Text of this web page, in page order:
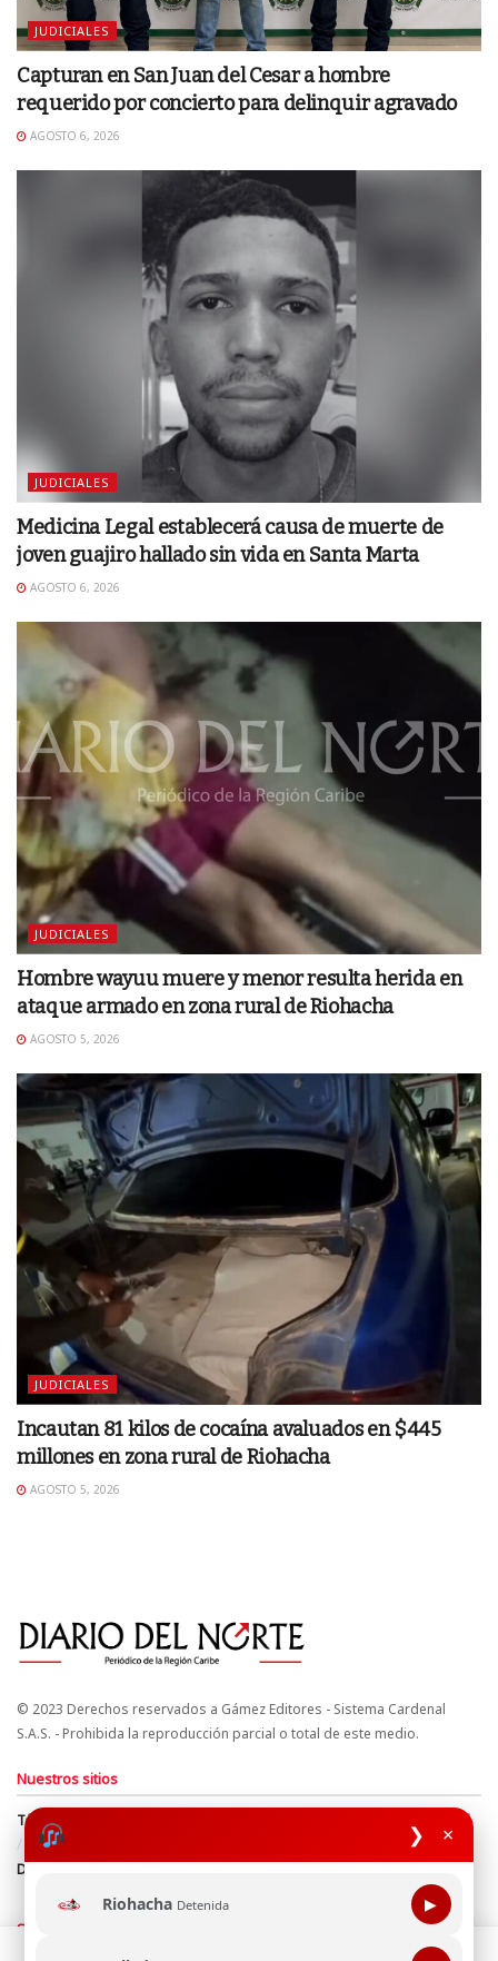
❯ ×
Riohacha Detenida ▶
JUDICIALES
Capturan en San Juan del Cesar a hombre
requerido por concierto para delinquir agravado
AGOSTO 6, 2026
JUDICIALES
Medicina Legal establecerá causa de muerte de
joven guajiro hallado sin vida en Santa Marta
AGOSTO 6, 2026
JUDICIALES
Hombre wayuu muere y menor resulta herida en
ataque armado en zona rural de Riohacha
AGOSTO 5, 2026
JUDICIALES
Incautan 81 kilos de cocaína avaluados en $445
millones en zona rural de Riohacha
AGOSTO 5, 2026
© 2023 Derechos reservados a Gámez Editores - Sistema Cardenal
S.A.S. - Prohibida la reproducción parcial o total de este medio.
Nuestros sitios
Términos y Condiciones
Derechos de Autor y Propiedad Intelectual
Política de uso de cookies
Política de Tratamiento de Datos
Directrices Editoriales
Síguenos
Esta página web usa cookie para mejorar tu experiencia de